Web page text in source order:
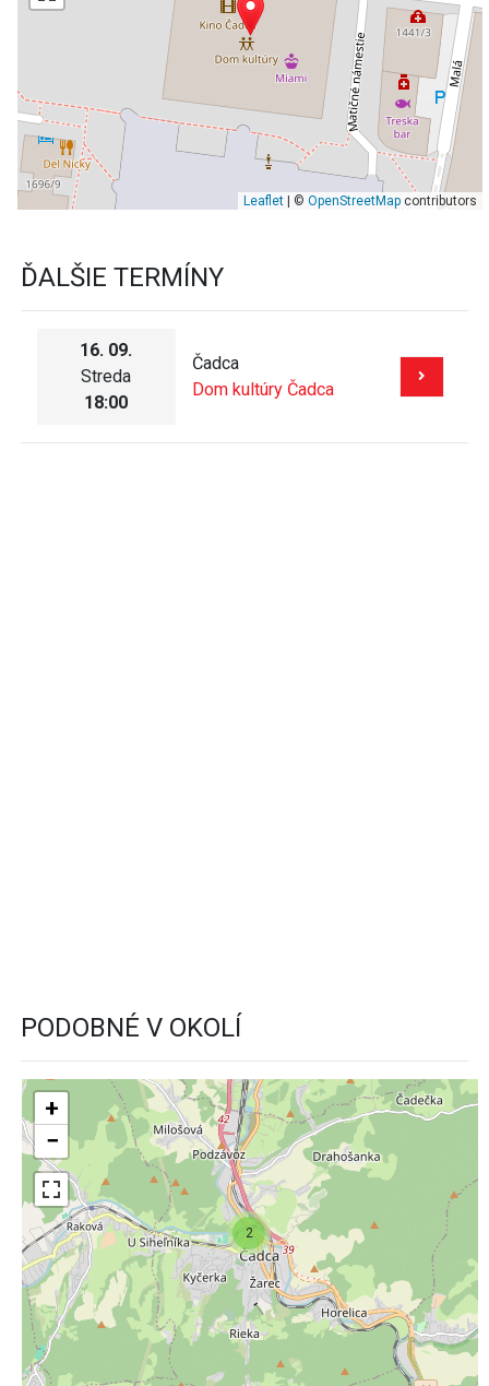
Leaflet| © OpenStreetMapcontributors
ĎALŠIE TERMÍNY
16. 09.
Streda
18:00
Čadca
Dom kultúry Čadca
PODOBNÉ V OKOLÍ
2
+
−